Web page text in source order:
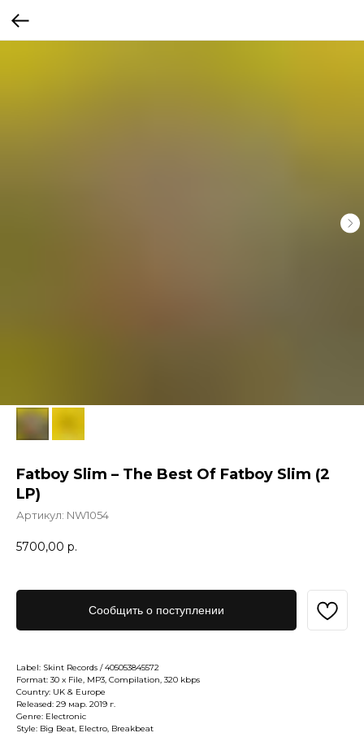
Fatboy Slim – The Best Of Fatboy Slim (2
LP)
Артикул: NW1054
5700,00 р.
Сообщить о поступлении
Label: Skint Records / 405053845572
Format: 30 x File, MP3, Compilation, 320 kbps
Country: UK & Europe
Released: 29 мар. 2019 г.
Genre: Electronic
Style: Big Beat, Electro, Breakbeat